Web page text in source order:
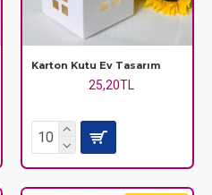
Karton Kutu Ev Tasarım
25,20TL